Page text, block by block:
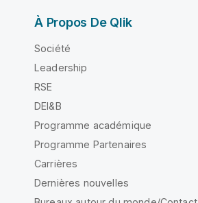
À Propos De Qlik
Société
Leadership
RSE
DEI&B
Programme académique
Programme Partenaires
Carrières
Dernières nouvelles